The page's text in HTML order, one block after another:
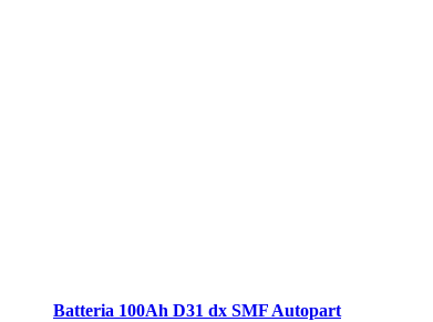
Batteria 100Ah D31 dx SMF Autopart